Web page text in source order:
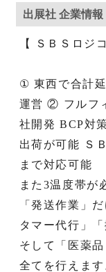
出展社 企業情報
【 ＳＢＳロジ
① 東西で合計
運営 ② フルフ
社開発 BCP対
出荷が可能 Ｓ
まで対応可能
また3温度帯が
「発送作業」
タマー代行」「
そして「医薬
全てを行えます